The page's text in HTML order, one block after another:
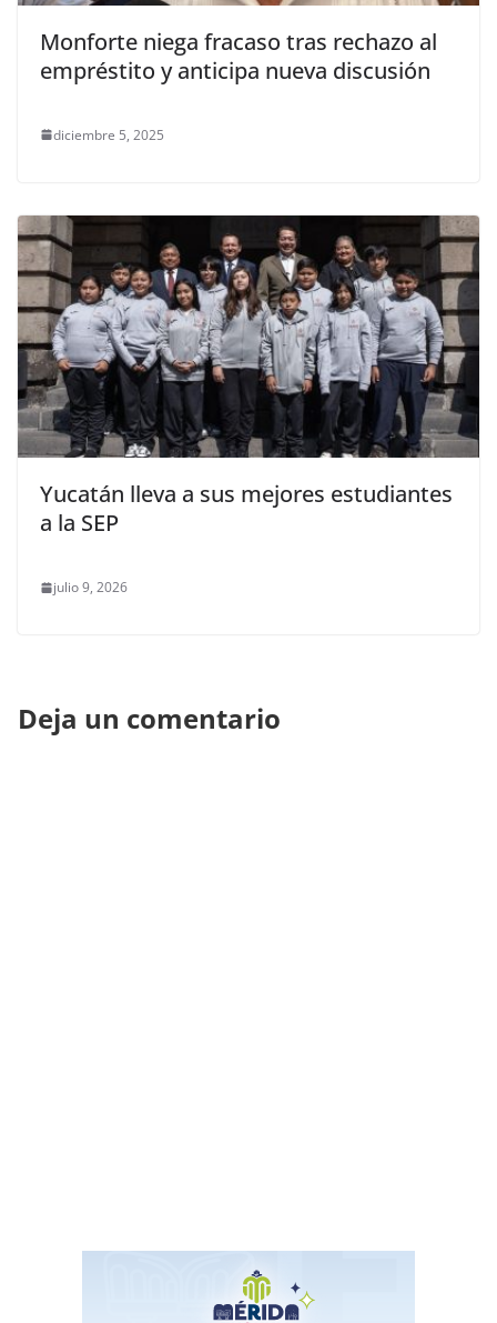
Monforte niega fracaso tras rechazo al
empréstito y anticipa nueva discusión
diciembre 5, 2025
Yucatán lleva a sus mejores estudiantes
a la SEP
julio 9, 2026
Deja un comentario